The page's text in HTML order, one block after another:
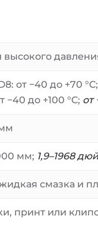
высокого
от −40 до +70 °C;
−40 до +100 °C; от
мм; 1,9–1968
смазка и
принт или